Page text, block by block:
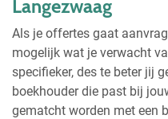
Langezwaag
Als je offertes gaat
mogelijk wat je verwacht
specifieker, des te beter jij
boekhouder die past bij
gematcht worden met een